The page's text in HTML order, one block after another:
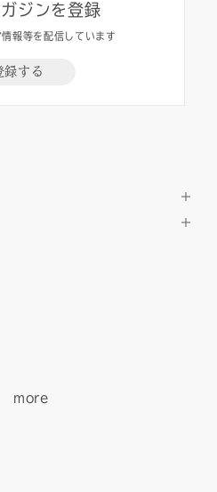
ジンを登録
報等を配信しています
録する